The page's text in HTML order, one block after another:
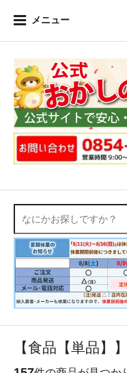
メニュー
【食品【単品】